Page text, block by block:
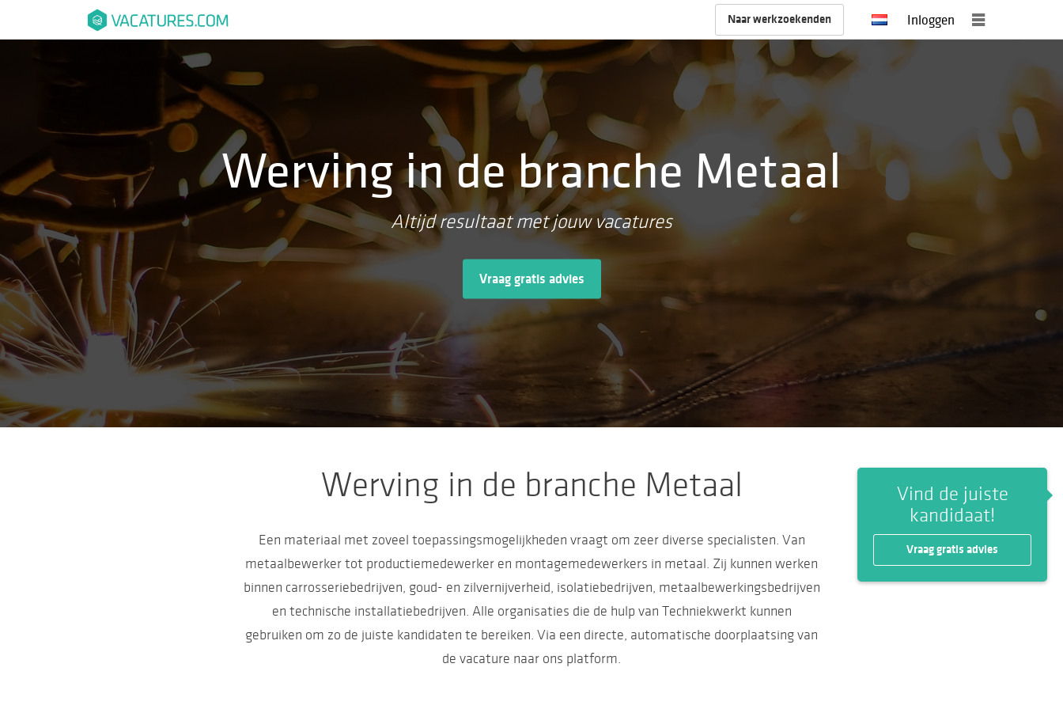
Naar werkzoekenden Inloggen
Werving in de branche Metaal
Altijd resultaat met jouw vacatures
Vraag gratis advies
Werving in de branche Metaal
Een materiaal met zoveel toepassingsmogelijkheden vraagt om zeer diverse specialisten. Van
metaalbewerker tot productiemedewerker en montagemedewerkers in metaal. Zij kunnen werken
binnen carrosseriebedrijven, goud- en zilvernijverheid, isolatiebedrijven, metaalbewerkingsbedrijven
en technische installatiebedrijven. Alle organisaties die de hulp van Techniekwerkt kunnen
gebruiken om zo de juiste kandidaten te bereiken. Via een directe, automatische doorplaatsing van
de vacature naar ons platform.
Vind de juiste
kandidaat!
Vraag gratis advies